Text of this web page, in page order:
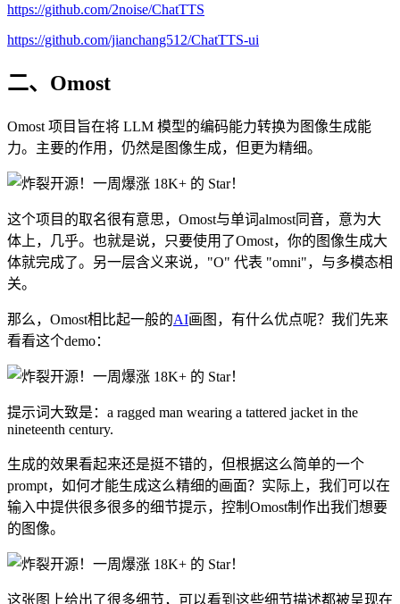
https://github.com/2noise/ChatTTS
https://github.com/jianchang512/ChatTTS-ui
二、Omost
Omost 项目旨在将 LLM 模型的编码能力转换为图像生成能
力。主要的作用，仍然是图像生成，但更为精细。
这个项目的取名很有意思，Omost与单词almost同音，意为大
体上，几乎。也就是说，只要使用了Omost，你的图像生成大
体就完成了。另一层含义来说，"O" 代表 "omni"，与多模态相
关。
那么，Omost相比起一般的AI画图，有什么优点呢？我们先来
看看这个demo：
提示词大致是：a ragged man wearing a tattered jacket in the
nineteenth century.
生成的效果看起来还是挺不错的，但根据这么简单的一个
prompt，如何才能生成这么精细的画面？实际上，我们可以在
输入中提供很多很多的细节提示，控制Omost制作出我们想要
的图像。
这张图上给出了很多细节，可以看到这些细节描述都被呈现在